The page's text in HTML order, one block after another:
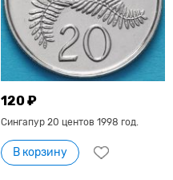
120 ₽
Сингапур 20 центов 1998 год.
В корзину